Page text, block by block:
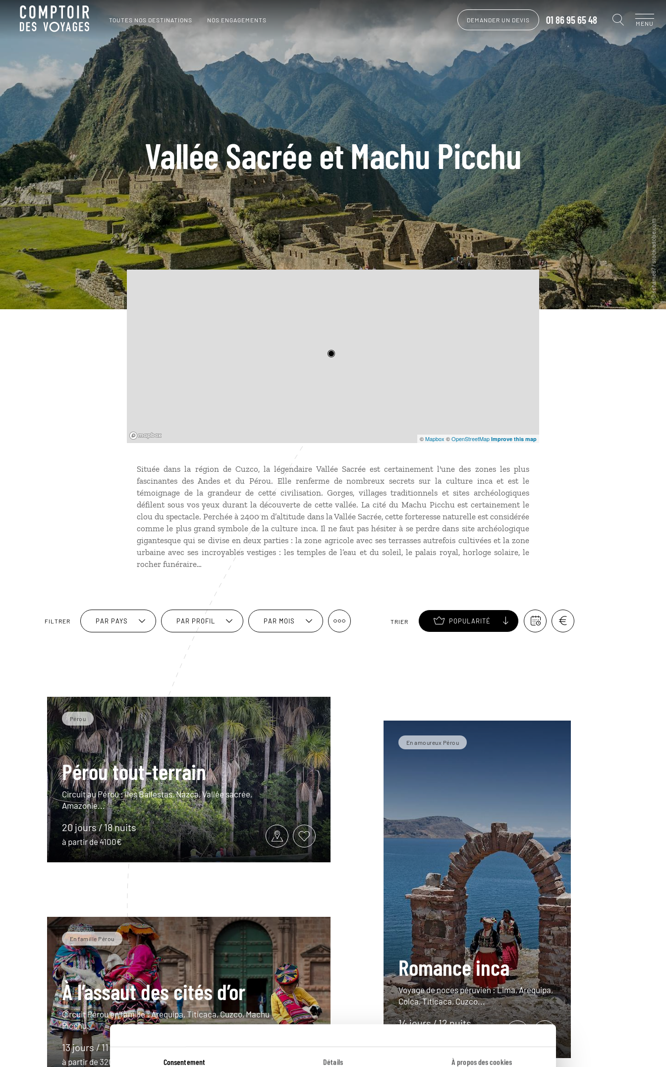
Consentement Détails À propos des cookies
TOUTES NOS DESTINATIONS NOS ENGAGEMENTS DEMANDER UN DEVIS 01 86 95 65 48 MENU
Vallée Sacrée et Machu Picchu
©Mapbox ©OpenStreetMap Improve this map
Située dans la région de Cuzco, la légendaire Vallée Sacrée est certainement l'une des zones les plus
fascinantes des Andes et du Pérou. Elle renferme de nombreux secrets sur la culture inca et est le
témoignage de la grandeur de cette civilisation. Gorges, villages traditionnels et sites archéologiques
défilent sous vos yeux durant la découverte de cette vallée. La cité du Machu Picchu est certainement le
clou du spectacle. Perchée à 2400 m d’altitude dans la Vallée Sacrée, cette forteresse naturelle est considérée
comme le plus grand symbole de la culture inca. Il ne faut pas hésiter à se perdre dans site archéologique
gigantesque qui se divise en deux parties : la zone agricole avec ses terrasses autrefois cultivées et la zone
urbaine avec ses incroyables vestiges : les temples de l’eau et du soleil, le palais royal, horloge solaire, le
rocher funéraire…
FILTRER PAR PAYS PAR PROFIL PAR MOIS TRIER POPULARITÉ
Pérou
Pérou tout-terrain
Circuit au Pérou : îles Ballestas, Nazca, Vallée sacrée,
Amazonie...
20 jours / 18 nuits
à partir de 4100€
En famille Pérou
À l’assaut des cités d’or
Circuit Pérou en famille : Arequipa, Titicaca, Cuzco, Machu
Picchu.
13 jours / 11 nuits
à partir de 3200€
En amoureux Pérou
Romance inca
Voyage de noces péruvien : Lima, Arequipa,
Colca, Titicaca, Cuzco...
14 jours / 12 nuits